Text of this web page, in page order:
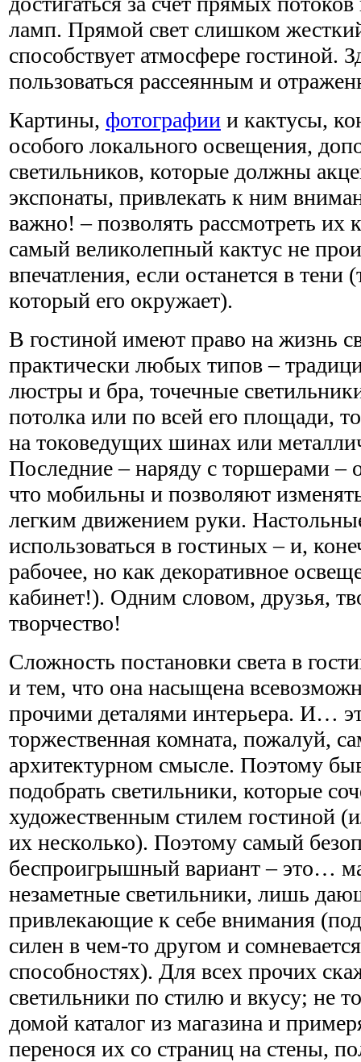
ламп. Прямой свет слишком
способствует атмосфере гостиной.
пользоваться рассеянным и
Картины, фотографии и кактусы,
особого локального освещения,
светильников, которые должны
экспонаты, привлекать к ним
важно! – позволять рассмотреть их
самый великолепный кактус не
впечатления, если останется в тени
который его окружает).
В гостиной имеют право на жизнь
практически любых типов –
люстры и бра, точечные
потолка или по всей его площади,
на токоведущих шинах или
Последние – наряду с торшерами –
что мобильны и позволяют
легким движением руки.
использоваться в гостиных – и,
рабочее, но как декоративное
кабинет!). Одним словом, друзья,
творчество!
Сложность постановки света в
и тем, что она насыщена
прочими деталями интерьера. И…
торжественная комната, пожалуй,
архитектурном смысле. Поэтому
подобрать светильники, которые
художественным стилем гостиной
их несколько). Поэтому самый
беспроигрышный вариант – это…
незаметные светильники, лишь
привлекающие к себе внимания
силен в чем-то другом и
способностях). Для всех прочих
светильники по стилю и вкусу; не
домой каталог из магазина и
перенося их со страниц на стены,